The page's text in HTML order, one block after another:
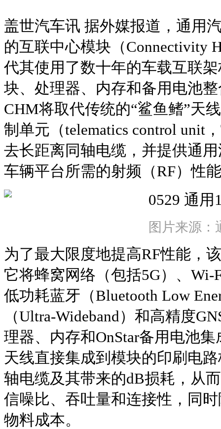
盖世汽车讯 据外媒报道，通用
的互联中心模块（Connectivity
代其使用了数十年的车载互联
块、处理器、内存和备用电池
CHM将取代传统的“鲨鱼鳍”天
制单元（telematics control unit
去长距离同轴电缆，并提供通
车辆平台所需的射频（RF）性
图片来源：
为了最大限度地提高RF性能，
它将蜂窝网络（包括5G）、Wi-
低功耗蓝牙（Bluetooth Low
（Ultra‑Wideband）和高精度
理器、内存和OnStar备用电池
天线直接集成到模块的印刷电
轴电缆及其带来的dB损耗，从
信噪比、吞吐量和连接性，同
物料成本。